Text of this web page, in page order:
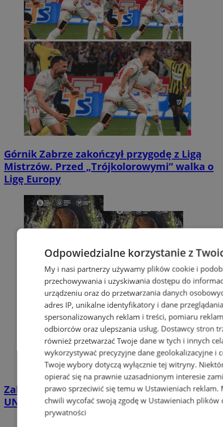
Górnik Zabrze zakończył przygodę z Ligą
Mistrzów. Przed „Trójkolorowymi” walka o
Ligę Europy
Zabrzańskie podziemia w drodze do
UNESCO. Mieszkańcy poznają etap starań
Odpowiedzialne korzystanie z
My i nasi partnerzy używamy plików cookie i
przechowywania i uzyskiwania dostępu do
urządzeniu oraz do przetwarzania danych
adres IP, unikalne identyfikatory i dane
spersonalizowanych reklam i treści, pomiaru
odbiorców oraz ulepszania usług. Dostawcy stron
również przetwarzać Twoje dane w tych i innych
wykorzystywać precyzyjne dane geolokalizacyjne i
Twoje wybory dotyczą wyłącznie tej witryny.
opierać się na prawnie uzasadnionym interesie
prawo sprzeciwić się temu w Ustawieniach reklam.
chwili wycofać swoją zgodę w Ustawieniach plików
prywatności